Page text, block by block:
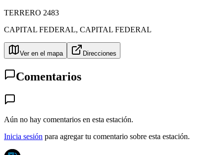
TERRERO 2483
CAPITAL FEDERAL, CAPITAL FEDERAL
Ver en el mapa Direcciones
Comentarios
Aún no hay comentarios en esta estación.
Inicia sesión para agregar tu comentario sobre esta estación.